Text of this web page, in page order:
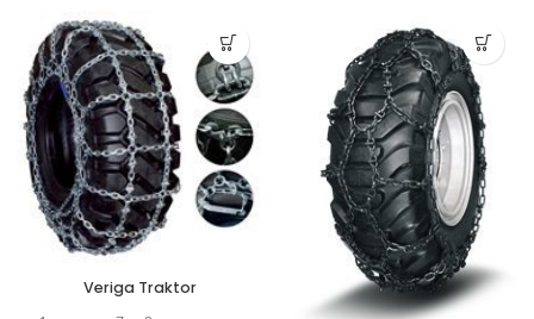
Veriga Traktor